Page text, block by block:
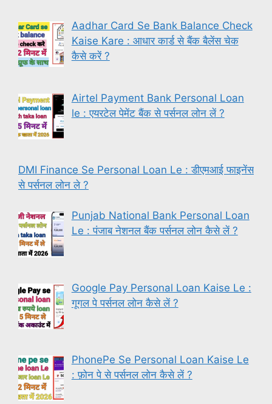
Aadhar Card Se Bank Balance Check
Kaise Kare : आधार कार्ड से बैंक बैलेंस चेक
कैसे करें ?
Airtel Payment Bank Personal Loan
le : एयरटेल पेमेंट बैंक से पर्सनल लोन लें ?
DMI Finance Se Personal Loan Le : डीएमआई फाइनेंस
से पर्सनल लोन ले ?
Punjab National Bank Personal Loan
Le : पंजाब नेशनल बैंक पर्सनल लोन कैसे लें ?
Google Pay Personal Loan Kaise Le :
गूगल पे पर्सनल लोन कैसे लें ?
PhonePe Se Personal Loan Kaise Le
: फ़ोन पे से पर्सनल लोन कैसे लें ?